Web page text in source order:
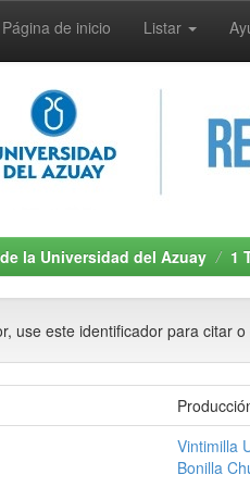
de inicio Listar
la Universidad del Azuay 1
use este identificador para citar
Vintimilla
Bonilla